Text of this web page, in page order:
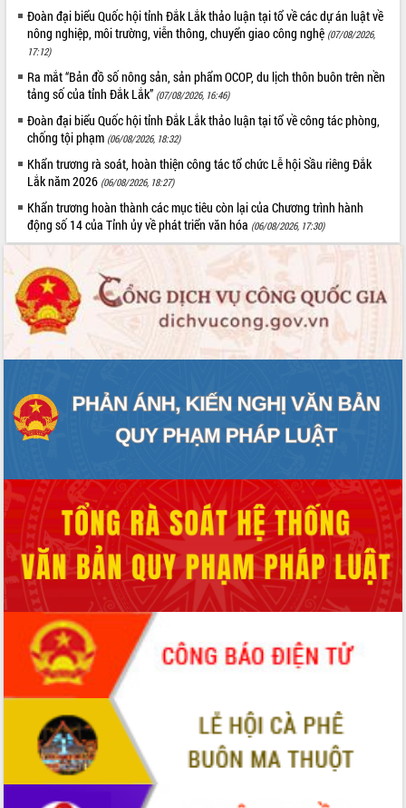
Tháo gỡ những vướng mắc, đẩy mạnh
công tác cải cách thủ tục hành chính
tại Trung tâm Phục vụ hành chính
công tỉnh
Đắk Lắk: Tôn vinh 46 giải pháp tại Hội
thi Sáng tạo Kỹ thuật 2024 - 2025
Đắk Lắk rà soát, điều chỉnh Đề án 190
về phát triển nuôi trồng thủy sản
Phó Chủ tịch UBND tỉnh Đắk Lắk
Trương Công Thái kiểm tra thực địa
Dự án cao tốc Khánh Hòa - Buôn Ma
Thuột
Định vị cà phê Việt Nam như một “di
sản sống” trong dòng chảy toàn cầu
Xây dựng nông thôn mới: Nâng cao đời
sống người dân từ những mô hình thiết
thực
Quyết liệt tháo gỡ vướng mắc, đẩy
Hòn Yến phát triển du lịch gắn với bảo
tồn biển
Lấy ý kiến điều chỉnh Quy hoạch tỉnh
đến năm 2050
Phát động chiến dịch 30 ngày đêm
giải phóng mặt bằng Tuyến đường bộ
ven biển
Đắk Lắk nỗ lực thúc đẩy tăng trưởng
kinh tế từ 10% trở lên trong Quý
II/2026
Đắk Lắk ký kết thỏa thuận hợp tác về
chuyển đổi số giai đoạn 2026 – 2030
với Tập đoàn Bưu chính Viễn thông
Việt Nam
Thứ trưởng Bộ Y tế làm việc với tỉnh
Đắk Lắk về phát triển nhân lực y tế
cho trạm y tế cấp xã
Du lịch Đắk Lắk nâng tầm trải nghiệm
du khách thông qua Hệ thống cơ sở dữ
liệu và Bản đồ số
Đoàn đại biểu Quốc hội tỉnh Đắk Lắk thảo luận tại tổ về các dự án luật về
nông nghiệp, môi trường, viễn thông, chuyển giao công nghệ (07/08/2026,
17:12)
Ra mắt “Bản đồ số nông sản, sản phẩm OCOP, du lịch thôn buôn trên nền
tảng số của tỉnh Đắk Lắk” (07/08/2026, 16:46)
Đoàn đại biểu Quốc hội tỉnh Đắk Lắk thảo luận tại tổ về công tác phòng,
chống tội phạm (06/08/2026, 18:32)
Khẩn trương rà soát, hoàn thiện công tác tổ chức Lễ hội Sầu riêng Đắk
Lắk năm 2026 (06/08/2026, 18:27)
Khẩn trương hoàn thành các mục tiêu còn lại của Chương trình hành
động số 14 của Tỉnh ủy về phát triển văn hóa (06/08/2026, 17:30)